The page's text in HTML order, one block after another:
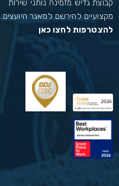
קבוצת גדיש מזמינה נותני שירות
מקצועיים להירשם למאגר היועצים.
להצטרפות לחצו כאן